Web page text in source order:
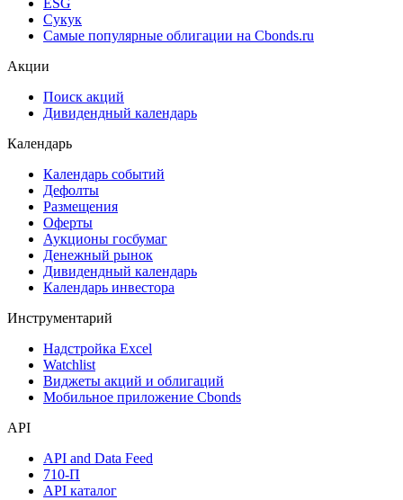
ESG
Сукук
Самые популярные облигации на Cbonds.ru
Акции
Поиск акций
Дивидендный календарь
Календарь
Календарь событий
Дефолты
Размещения
Оферты
Аукционы госбумаг
Денежный рынок
Дивидендный календарь
Календарь инвестора
Инструментарий
Надстройка Excel
Watchlist
Виджеты акций и облигаций
Мобильное приложение Cbonds
API
API and Data Feed
710-П
API каталог